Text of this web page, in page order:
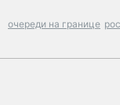
очереди на границе